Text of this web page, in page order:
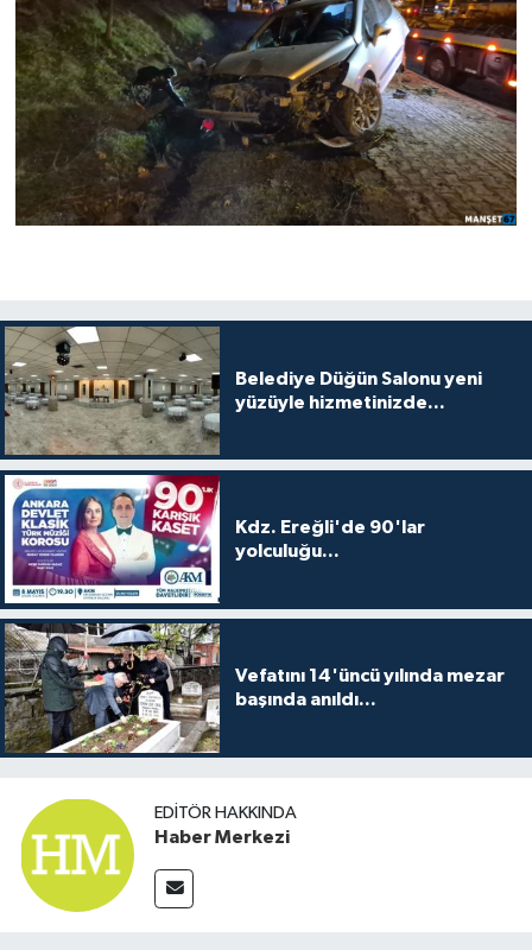
Belediye Düğün Salonu yeni
yüzüyle hizmetinizde...
Kdz. Ereğli'de 90'lar
yolculuğu...
Vefatını 14'üncü yılında mezar
başında anıldı...
EDITÖR HAKKINDA
Haber Merkezi